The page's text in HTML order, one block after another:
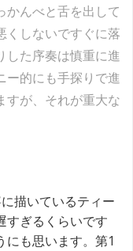
かんべと舌を出して
くしないですぐに落
した序奏は慎重に進
ー的にも手探りで進
すが、それが重大な
描いているティー
すぎるくらいです
にも思います。第1